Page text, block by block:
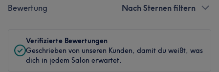
Bewertung Nach Sternen filtern
Verifizierte Bewertungen
Geschrieben von unseren Kunden, damit du weißt, was
dich in jedem Salon erwartet.